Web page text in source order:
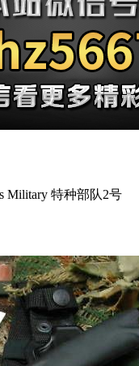
Military 特种部队2号